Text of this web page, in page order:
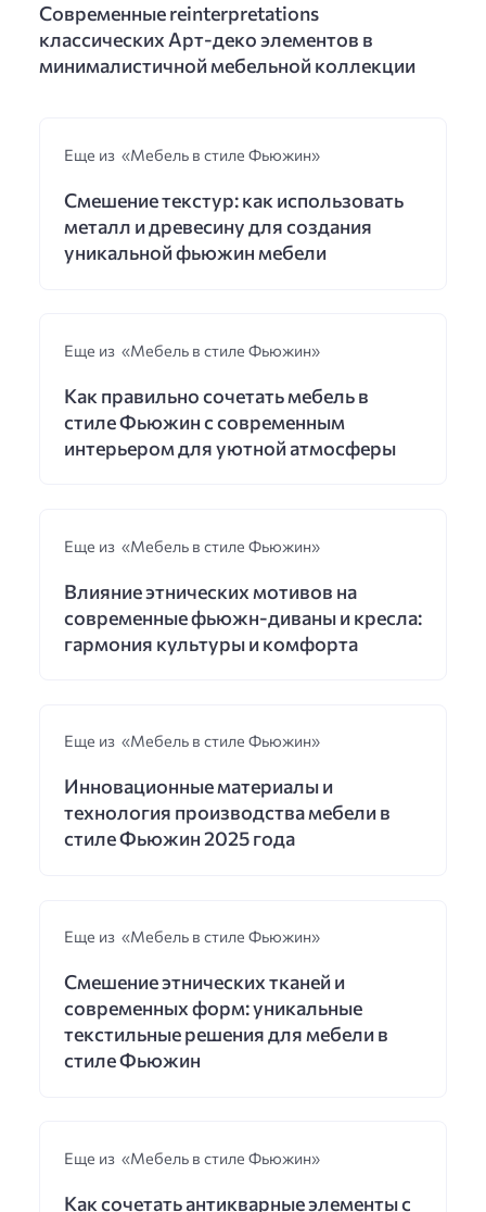
Современные reinterpretations
классических Арт-деко элементов в
минималистичной мебельной коллекции
Еще из «Мебель в стиле Фьюжин»
Смешение текстур: как использовать
металл и древесину для создания
уникальной фьюжин мебели
Еще из «Мебель в стиле Фьюжин»
Как правильно сочетать мебель в
стиле Фьюжин с современным
интерьером для уютной атмосферы
Еще из «Мебель в стиле Фьюжин»
Влияние этнических мотивов на
современные фьюжн-диваны и кресла:
гармония культуры и комфорта
Еще из «Мебель в стиле Фьюжин»
Инновационные материалы и
технология производства мебели в
стиле Фьюжин 2025 года
Еще из «Мебель в стиле Фьюжин»
Смешение этнических тканей и
современных форм: уникальные
текстильные решения для мебели в
стиле Фьюжин
Еще из «Мебель в стиле Фьюжин»
Как сочетать антикварные элементы с